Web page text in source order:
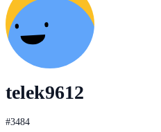
telek9612
#3484